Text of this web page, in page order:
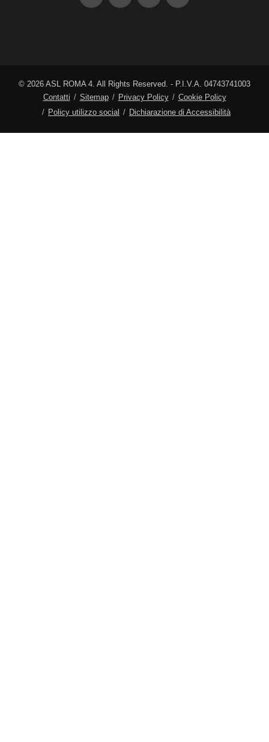
© 2026 ASL ROMA 4. All Rights Reserved. - P.I.V.A. 04743741003
Contatti
Sitemap Privacy Policy
Cookie Policy
Policy utilizzo social
Dichiarazione di Accessibilità